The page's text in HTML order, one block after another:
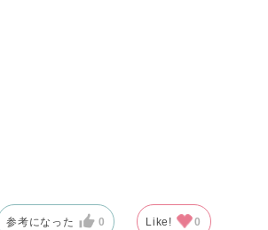
参考になった 0 Like! 0